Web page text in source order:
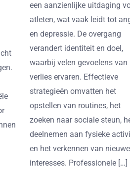
een aanzienlijke uitdaging
atleten, wat vaak leidt tot
en depressie. De overgang
verandert identiteit en doel,
waarbij velen gevoelens van
verlies ervaren. Effectieve
strategieën omvatten het
opstellen van routines, het
zoeken naar sociale steun,
deelnemen aan fysieke
en het verkennen van nieuwe
interesses. Professionele […]